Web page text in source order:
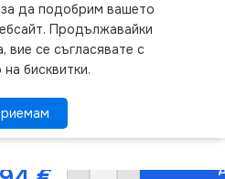
your experience on our
website, you agree to
cookies.
за да подобрим вашето
Продължавайки
вие се съгласявате с
бисквитки.